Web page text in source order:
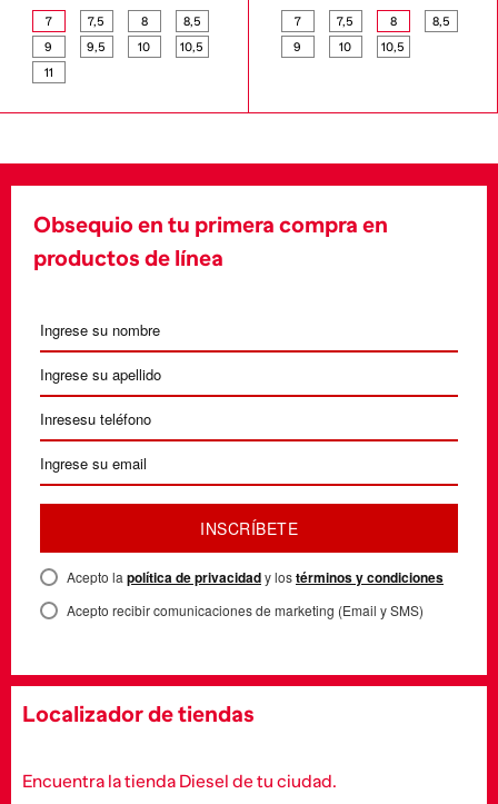
7 7,5 8
8,5
9
9,5 10
10,5
11
7 7,5 8
8,5
9
10 10,5
Obsequio en tu primera compra en
productos de línea
INSCRÍBETE
Acepto la política de privacidady lostérminos y condiciones
Acepto recibir comunicaciones de marketing (Email y SMS)
Localizador de tiendas
Encuentra la tienda Diesel de tu ciudad.